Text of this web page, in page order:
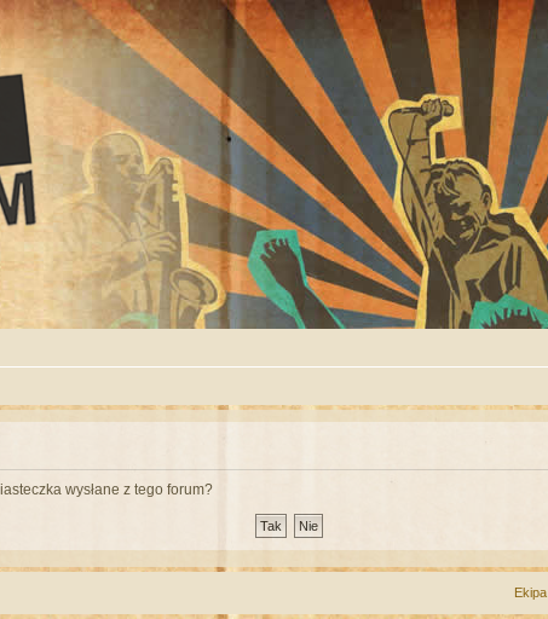
wysłane z tego forum?
Ekipa